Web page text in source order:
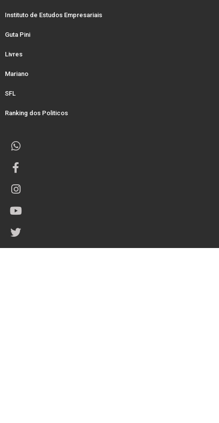
Instituto de Estudos Empresariais
Guta Pini
Livres
Mariano
SFL
Ranking dos Politicos